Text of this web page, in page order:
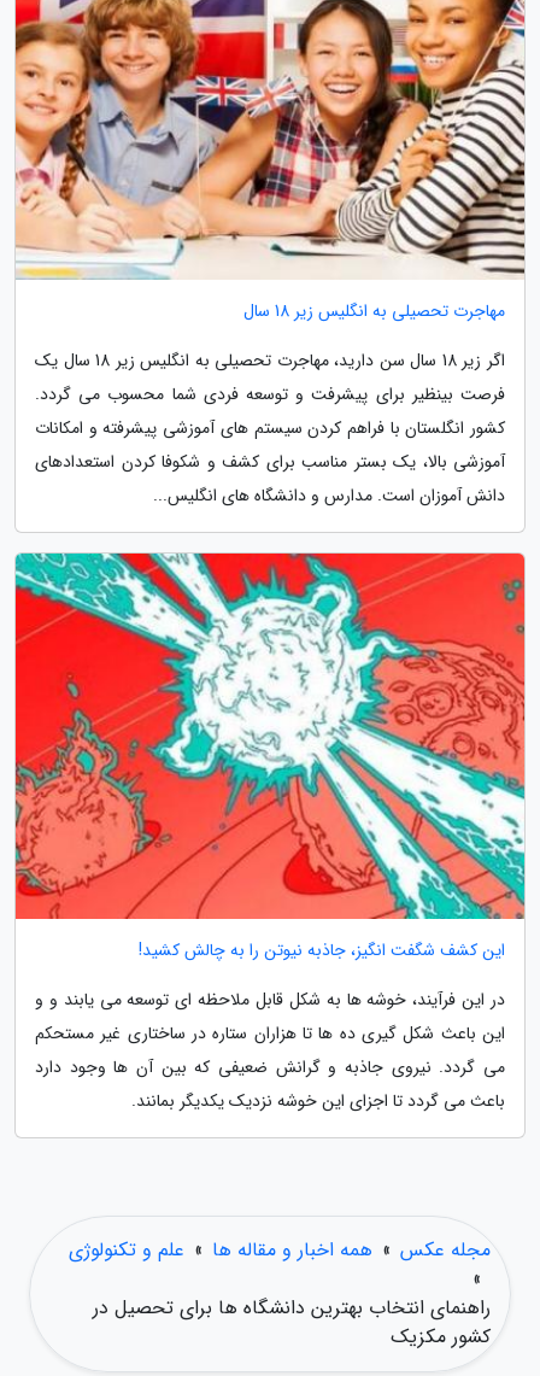
مهاجرت تحصیلی به انگلیس زیر 18 سال
اگر زیر 18 سال سن دارید، مهاجرت تحصیلی به انگلیس زیر 18 سال یک
فرصت بینظیر برای پیشرفت و توسعه فردی شما محسوب می گردد.
کشور انگلستان با فراهم کردن سیستم های آموزشی پیشرفته و امکانات
آموزشی بالا، یک بستر مناسب برای کشف و شکوفا کردن استعدادهای
دانش آموزان است. مدارس و دانشگاه های انگلیس...
این کشف شگفت انگیز، جاذبه نیوتن را به چالش کشید!
در این فرآیند، خوشه ها به شکل قابل ملاحظه ای توسعه می یابند و و
این باعث شکل گیری ده ها تا هزاران ستاره در ساختاری غیر مستحکم
می گردد. نیروی جاذبه و گرانش ضعیفی که بین آن ها وجود دارد
باعث می گردد تا اجزای این خوشه نزدیک یکدیگر بمانند.
مجله عکس » همه اخبار و مقاله ها » علم و تکنولوژی
»
راهنمای انتخاب بهترین دانشگاه ها برای تحصیل در
کشور مکزیک